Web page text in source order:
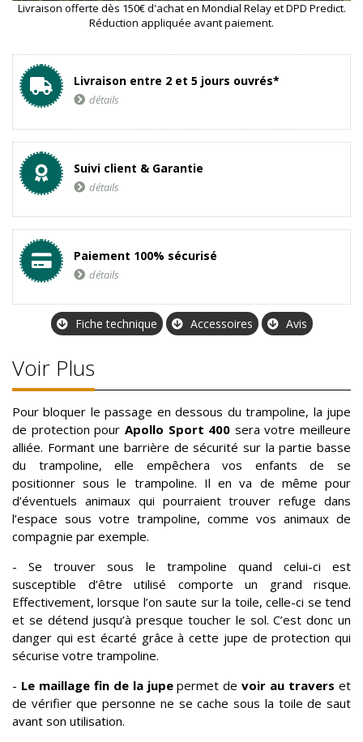
Livraison offerte dès 150€ d'achat en Mondial Relay et DPD Predict.
Réduction appliquée avant paiement.
Livraison entre 2 et 5 jours ouvrés*
détails
Suivi client & Garantie
détails
Paiement 100% sécurisé
détails
Fiche technique Accessoires Avis
Voir Plus
Pour bloquer le passage en dessous du trampoline, la jupe
de protection pour Apollo Sport 400 sera votre meilleure
alliée. Formant une barrière de sécurité sur la partie basse
du trampoline, elle empêchera vos enfants de se
positionner sous le trampoline. Il en va de même pour
d’éventuels animaux qui pourraient trouver refuge dans
l’espace sous votre trampoline, comme vos animaux de
compagnie par exemple.
- Se trouver sous le trampoline quand celui-ci est
susceptible d’être utilisé comporte un grand risque.
Effectivement, lorsque l’on saute sur la toile, celle-ci se tend
et se détend jusqu’à presque toucher le sol. C’est donc un
danger qui est écarté grâce à cette jupe de protection qui
sécurise votre trampoline.
- Le maillage fin de la jupepermet devoir au travers et
de vérifier que personne ne se cache sous la toile de saut
avant son utilisation.